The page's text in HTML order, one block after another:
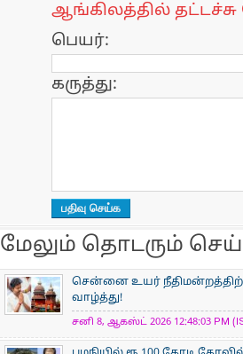
ஆங்கிலத்தில் தட்டச்சு
பெயர்:
கருத்து:
மேலும் தொடரும்
சென்னை உயர்
வாழ்த்து!
சனி 8, ஆகஸ்ட் 2026 12:48:03 PM